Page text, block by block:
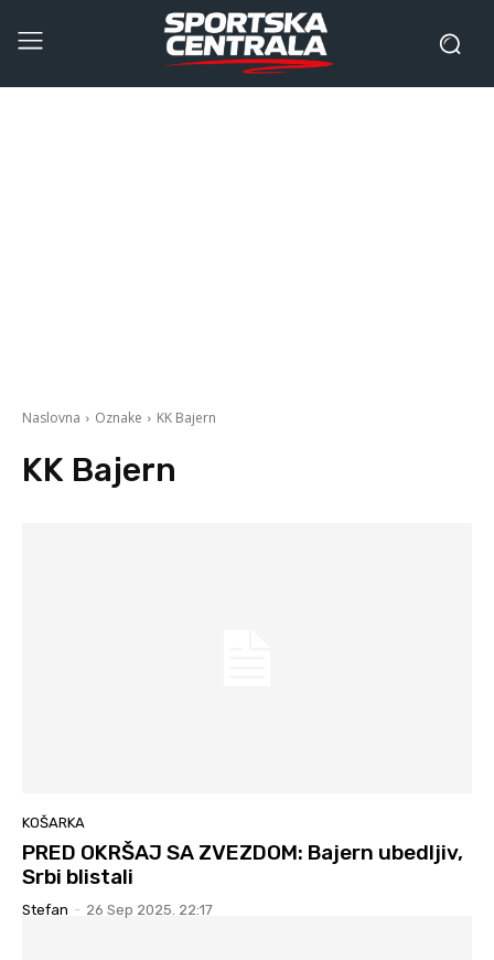
Naslovna Oznake KK Bajern
KK Bajern
KOŠARKA
PRED OKRŠAJ SA ZVEZDOM: Bajern ubedljiv,
Srbi blistali
Stefan - 26 Sep 2025. 22:17